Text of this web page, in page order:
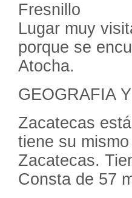
Fresnillo
Lugar muy
porque se
Atocha.
GEOGRAFIA
Zacatecas
tiene su
Zacatecas.
Consta de 57